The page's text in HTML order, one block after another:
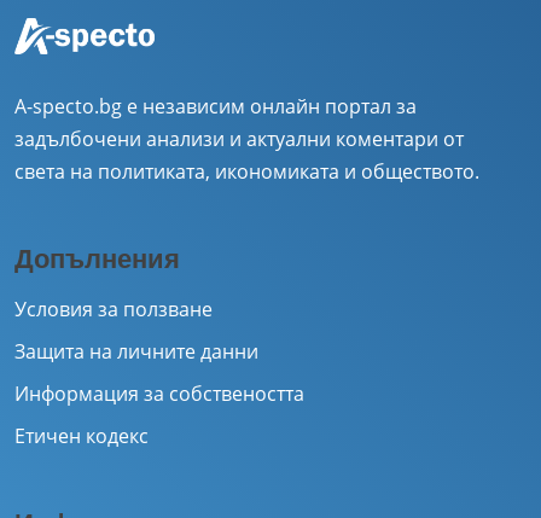
A-specto.bg е независим онлайн портал за
задълбочени анализи и актуални коментари от
света на политиката, икономиката и обществото.
Допълнения
Условия за ползване
Защита на личните данни
Информация за собствеността
Етичен кодекс